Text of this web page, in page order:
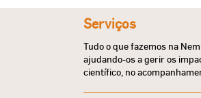
Serviços
Tudo o que fazemos na
ajudando-os a gerir os
científico, no